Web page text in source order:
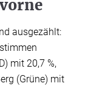
ausgezählt:
mit 20,7 %,
(Grüne) mit